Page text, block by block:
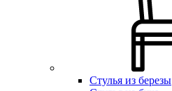
Стулья из березы